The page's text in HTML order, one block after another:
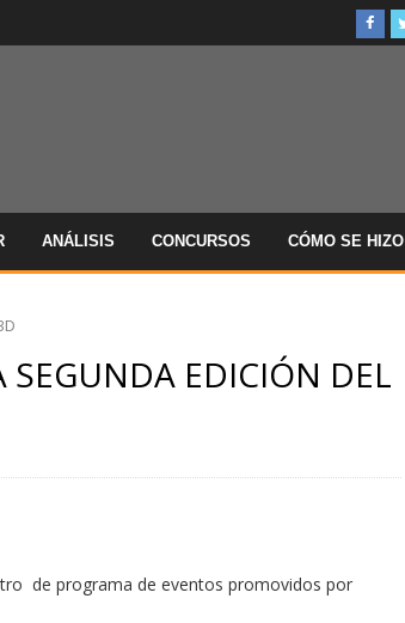
ANÁLISIS CONCURSOS CÓMO SE HIZO
SEGUNDA EDICIÓN DEL
de programa de eventos promovidos por